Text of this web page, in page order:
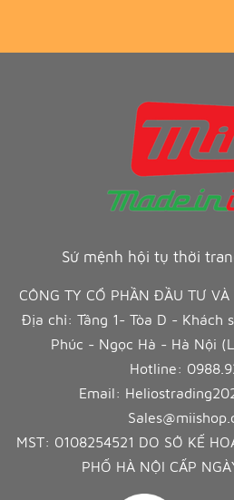
Sứ mệnh hội tụ thời
CÔNG TY CỔ PHẦN ĐẦU TƯ
Địa chỉ: Tầng 1- Tòa D - Khách
Phúc - Ngọc Hà - Hà Nội
Hotline:
Email:
MST: 0108254521 DO SỞ KẾ
PHỐ HÀ NỘI CẤP